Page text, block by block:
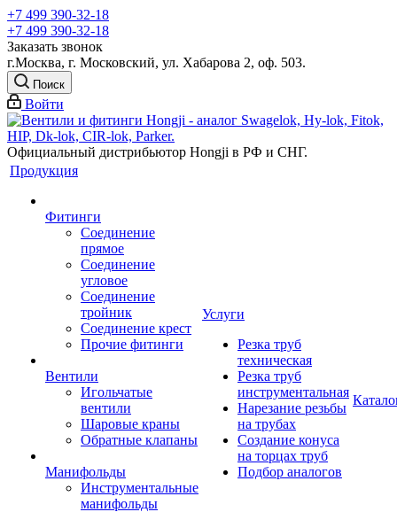
+7 499 390-32-18
+7 499 390-32-18
Заказать звонок
г.Москва, г. Московский, ул. Хабарова 2, оф. 503.
Поиск
Войти
Официальный дистрибьютор Hongji в РФ и СНГ.
Продукция
Фитинги
Соединение
прямое
Соединение
угловое
Соединение
тройник
Соединение крест
Прочие фитинги
Вентили
Игольчатые
вентили
Шаровые краны
Обратные клапаны
Манифольды
Инструментальные
манифольды
Услуги
Резка труб
техническая
Резка труб
инструментальная
Нарезание резьбы
на трубах
Создание конуса
на торцах труб
Подбор аналогов